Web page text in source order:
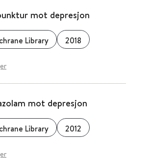
mot depresjon
Library 2018
mot depresjon
Library 2012